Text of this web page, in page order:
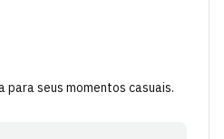
para seus momentos casuais.